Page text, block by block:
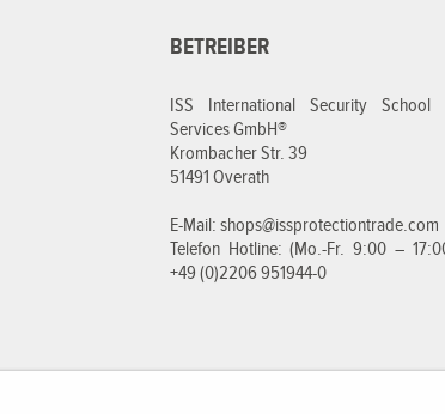
BETREIBER
ISS International Security School
Services GmbH®
Krombacher Str. 39
51491 Overath
E-Mail: shops@issprotectiontrade.com
Telefon Hotline: (Mo.-Fr. 9:00 –
+49 (0)2206 951944-0